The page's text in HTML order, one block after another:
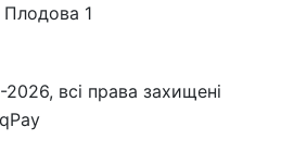
Плодова 1
всі права захищені